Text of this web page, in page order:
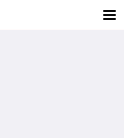
】「何ができるか」より「どうなりたいか」